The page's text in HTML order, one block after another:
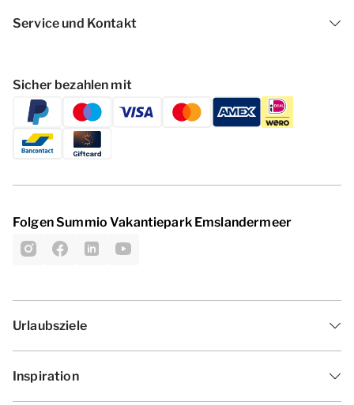
Service und Kontakt
Sicher bezahlen mit
Folgen Summio Vakantiepark Emslandermeer
Urlaubsziele
Inspiration